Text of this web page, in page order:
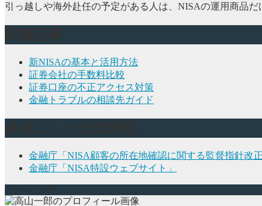
引っ越しや海外赴任の予定がある人は、NISAの運用商品
新NISAの基本と活用方法
証券会社の手数料比較
証券口座の不正アクセス対策
金融トラブルの相談先ガイド
金融庁「NISA顧客の所在地確認に関する監督指針改正
金融庁「NISA特設ウェブサイト」